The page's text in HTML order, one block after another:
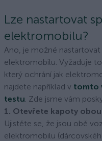
Lze nastartovat
elektromobilu?
Ano, je možné
elektromobilu. Vyžaduje
který ochrání jak
najdete například v tomto
testu. Zde jsme vám
1. Otevřete kapoty
Ujistěte se, že jsou obě
elektromobilu